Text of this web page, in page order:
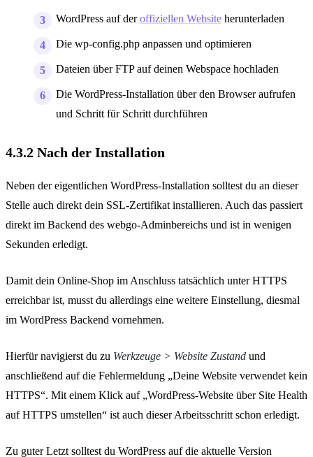
WordPress auf deroffiziellen Website herunterladen
Die wp-config.php anpassen und optimieren
Dateien über FTP auf deinen Webspace hochladen
Die WordPress-Installation über den Browser aufrufen
und Schritt für Schritt durchführen
4.3.2 Nach der Installation
Neben der eigentlichen WordPress-Installation solltest du an dieser
Stelle auch direkt dein SSL-Zertifikat installieren. Auch das passiert
direkt im Backend des webgo-Adminbereichs und ist in wenigen
Sekunden erledigt.
Damit dein Online-Shop im Anschluss tatsächlich unter HTTPS
erreichbar ist, musst du allerdings eine weitere Einstellung, diesmal
im WordPress Backend vornehmen.
Hierfür navigierst du zu Werkzeuge > Website Zustand und
anschließend auf die Fehlermeldung „Deine Website verwendet kein
HTTPS“. Mit einem Klick auf „WordPress-Website über Site Health
auf HTTPS umstellen“ ist auch dieser Arbeitsschritt schon erledigt.
Zu guter Letzt solltest du WordPress auf die aktuelle Version